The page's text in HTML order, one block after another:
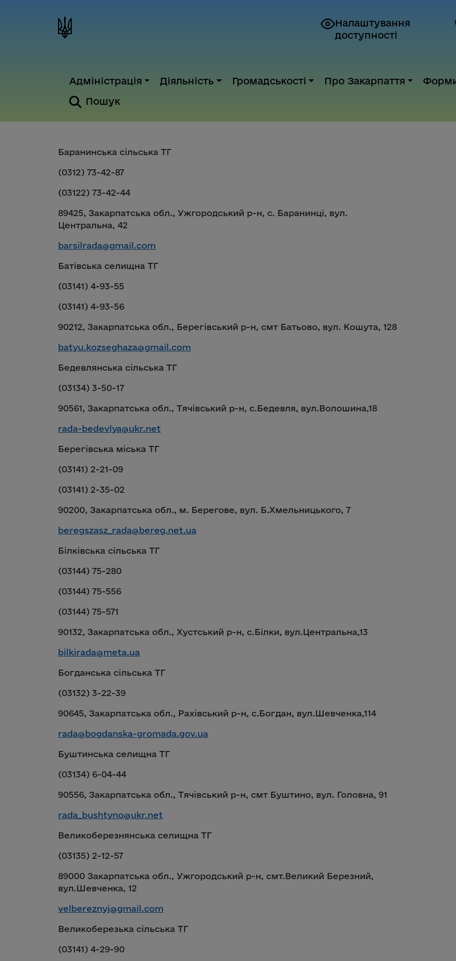
Налаштування
доступності
Адміністрація Діяльність Громадськості Про Закарпаття
Пошук
Баранинська сільська ТГ
(0312) 73-42-87
(03122) 73-42-44
89425, Закарпатська обл., Ужгородський р-н, с. Баранинці, вул.
Центральна, 42
barsilrada@gmail.com
Батівська селищна ТГ
(03141) 4-93-55
(03141) 4-93-56
90212, Закарпатська обл., Берегівський р-н, смт Батьово, вул. Кошута, 128
batyu.kozseghaza@gmail.com
Бедевлянська сільська ТГ
(03134) 3-50-17
90561, Закарпатська обл., Тячівський р-н, с.Бедевля, вул.Волошина,18
rada-bedevlya@ukr.net
Берегівська міська ТГ
(03141) 2-21-09
(03141) 2-35-02
90200, Закарпатська обл., м. Берегове, вул. Б.Хмельницького, 7
beregszasz_rada@bereg.net.ua
Білківська сільська ТГ
(03144) 75-280
(03144) 75-556
(03144) 75-571
90132, Закарпатська обл., Хустський р-н, с.Білки, вул.Центральна,13
bilkirada@meta.ua
Богданська сільська ТГ
(03132) 3-22-39
90645, Закарпатська обл., Рахівський р-н, с.Богдан, вул.Шевченка,114
rada@bogdanska-gromada.gov.ua
Буштинська селищна ТГ
(03134) 6-04-44
90556, Закарпатська обл., Тячівський р-н, смт Буштино, вул. Головна, 91
rada_bushtyno@ukr.net
Великоберезнянська селищна ТГ
(03135) 2-12-57
89000 Закарпатська обл., Ужгородський р-н, смт.Великий Березний,
вул.Шевченка, 12
velbereznyj@gmail.com
Великоберезька сільська ТГ
(03141) 4-29-90